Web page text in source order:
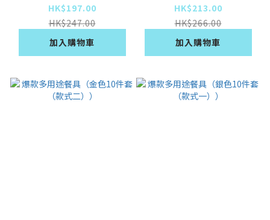
HK$197.00
HK$247.00
加入購物車
HK$213.00
HK$266.00
加入購物車